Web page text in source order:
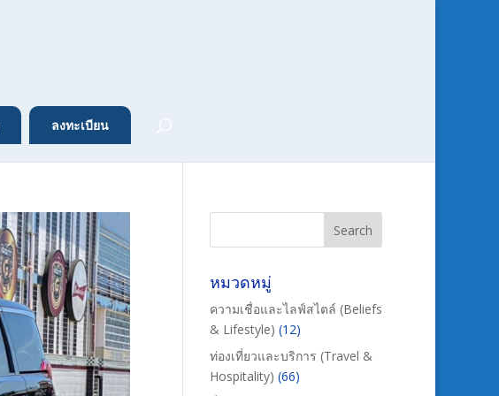
ลงทะเบียน
หมวดหมู่
ความเชื่อและไลฟ์สไตล์ (Beliefs
& Lifestyle) (12)
ท่องเที่ยวและบริการ (Travel &
Hospitality) (66)